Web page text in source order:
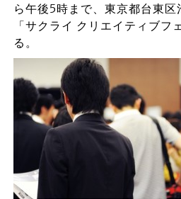
ら午後5時まで、東京都台東
「サクライ クリエイティブフ
る。